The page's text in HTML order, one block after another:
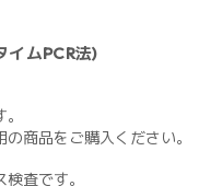
イムPCR法)
商品をご購入ください。
査です。